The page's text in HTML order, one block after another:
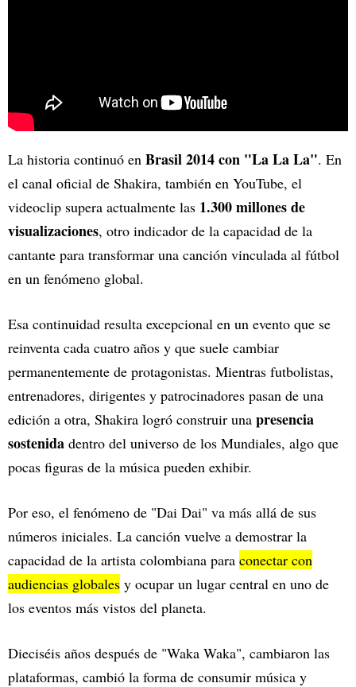
La historia continuó en Brasil 2014 con "La La La". En
el canal oficial de Shakira, también en YouTube, el
videoclip supera actualmente las 1.300 millones de
visualizaciones, otro indicador de la capacidad de la
cantante para transformar una canción vinculada al fútbol
en un fenómeno global.
Esa continuidad resulta excepcional en un evento que se
reinventa cada cuatro años y que suele cambiar
permanentemente de protagonistas. Mientras futbolistas,
entrenadores, dirigentes y patrocinadores pasan de una
edición a otra, Shakira logró construir una presencia
sostenida dentro del universo de los Mundiales, algo que
pocas figuras de la música pueden exhibir.
Por eso, el fenómeno de "Dai Dai" va más allá de sus
números iniciales. La canción vuelve a demostrar la
capacidad de la artista colombiana para conectar con
audiencias globales y ocupar un lugar central en uno de
los eventos más vistos del planeta.
Dieciséis años después de "Waka Waka", cambiaron las
plataformas, cambió la forma de consumir música y